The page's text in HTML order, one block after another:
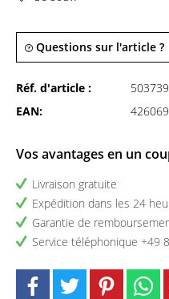
Questions sur l'article ?
Réf. d'article :
EAN:
Vos avantages en un
Livraison gratuite
Expédition dans les 24
Garantie de
Service téléphonique +49